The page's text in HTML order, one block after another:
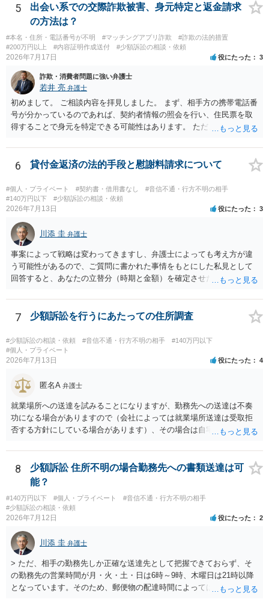
も付随していたことを無視することができません。こちらを重視すれ
ば、交際を終了させたことにより「一緒に行く」という結果の実現に
重大な障害が発生しており、当然にチケットを引き渡すべきといえる
かは微妙であり、むしろ返金すべきとするのが当事者の合理的意思に
合致するのではないか、という判断に傾くことになると思います。 例
隣り合わせになることは避けたいという心理が働くことも無理からぬ
ところです。一方、チケットがエリア指定のアリーナ席であれば隣り
合わせにならずに済むかもしれませんし、そのチケットが入手困難で
あったり特別席であったりすれば、判断は変わってくるかもしれませ
ん。当該チケットがチケット転売防止法に規定する特定興行入場券に
外に選択肢がない場合もあるでしょう。 このように、本件の紛争は、
法的には「当事者の合理的意思」がどこにあるのかを追求した解決が
必要になると思われます。なかなか難しい問題なので、弁護士によっ
ても回答は異なるかもしれません。
5
出会い系での交際詐欺被害、身元特定と返金請求
の方法は？
#本名・住所・電話番号が不明 #マッチングアプリ詐欺
#詐欺の法的措置
#200万円以上
#内容証明作成送付 #少額訴訟の相談・依頼
2026年7月17日 役にたった 3
詐欺・消費者問題に強い弁護士
若井 亮 弁護士
初めまして。 ご相談内容を拝見しました。 まず、相手方の携帯電話番
号が分かっているのであれば、契約者情報の照会を行い、住民票を取
得することで身元を特定できる可能性はあります。 ただ、他人名義の
ろです。 LINEについても、詐欺の事案であれば照会できる可能性はあ
りますが、携帯電話の番号を経由する方法より難しくなります。 身元
本的に贈与に該当する場合には返金請求ができません。 詐欺を含め、
当方に返金の理屈があるかどうかを確認していきます。 さらに、渡し
た金額について、裏付けがあるかどうかも精査します。 上記を経て、
身元の特定、返金の理屈があると判断できるのであれば、まずは交渉
からスタートすることになるでしょう。 ご理解のとおり、詐欺である
ことの立証は簡単ではありません。 刑事事件化が出来るのであれば、
返金交渉で有利になる可能性がありますが、民事上の詐欺の立証以上
に難しいところがあります。 こちらについては、一度、最寄りの警察
署に被害相談をするようにしてください。 具体的な見通しに関して
6 貸付金返済の法的手段と慰謝料請求について
#個人・プライベート #契約書・借用書なし
#音信不通・行方不明の相手
#140万円以下
#少額訴訟の相談・依頼
2026年7月13日 役にたった 3
川添 圭 弁護士
事案によって戦略は変わってきますし、弁護士によっても考え方が違
う可能性があるので、ご質問に書かれた事情をもとにした私見として
回答すると、あなたの立替分（時期と金額）を確定させた上で、淡々
と、もし異議申立てがなされる可能性が高そうであれば時間の浪費
（通常訴訟へ移行する日数分空転する）になりますし、支払督促及び
に相手方が遠方である場合は）対応が面倒な場合があるからです。相
手方の主張については、和解で減額を考慮すればよいと思います。 な
お、残念ながら、「連絡も返ってこず、返済の目処も立たずで精神的
せん。
7 少額訴訟を行うにあたっての住所調査
#少額訴訟の相談・依頼 #音信不通・行方不明の相手
#140万円以下
#個人・プライベート
2026年7月13日 役にたった 4
匿名A 弁護士
就業場所への送達を試みることになりますが、勤務先への送達は不奏
功になる場合がありますので（会社によっては就業場所送達は受取拒
否する方針にしている場合があります）、その場合は自宅の住所調査
8
少額訴訟 住所不明の場合勤務先への書類送達は可
能？
#140万円以下 #個人・プライベート
#音信不通・行方不明の相手
#少額訴訟の相談・依頼
2026年7月12日 役にたった 2
川添 圭 弁護士
> ただ、相手の勤務先しか正確な送達先として把握できておらず、そ
の勤務先の営業時間が月・火・土・日は6時～9時、木曜日は21時以降
となっています。そのため、郵便物の配達時間によっては受け取りが